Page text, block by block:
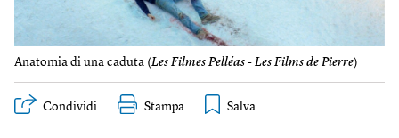
Anatomia di una caduta (Les Filmes Pelléas - Les Films de Pierre)
Condividi Stampa